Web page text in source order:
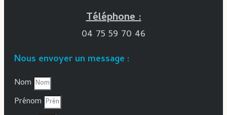
Téléphone :
04 75 59 70 46
Nous envoyer un message :
Nom
Prénom